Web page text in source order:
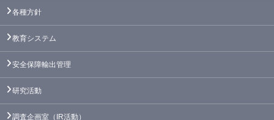
各種方針
教育システム
安全保障輸出管理
研究活動
調査企画室（IR活動）